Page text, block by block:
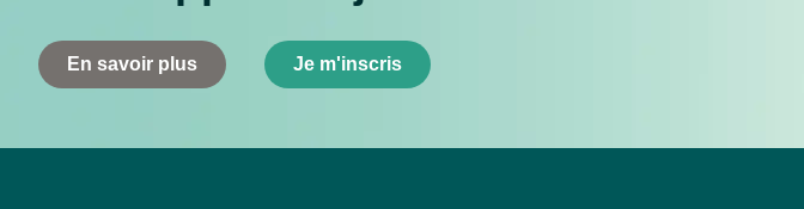
En savoir plus Je m'inscris